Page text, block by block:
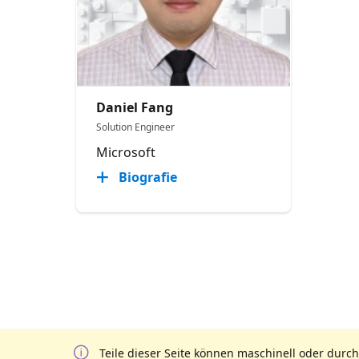
Daniel Fang
Solution Engineer
Microsoft
Biografie
Teile dieser Seite können maschinell oder